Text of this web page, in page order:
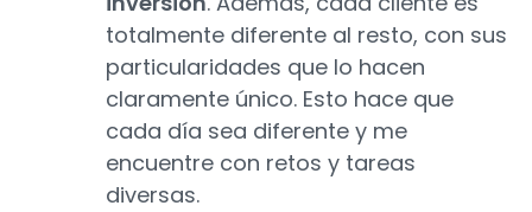
totalmente diferente al resto, con sus
particularidades que lo hacen
claramente único. Esto hace que
cada día sea diferente y me
encuentre con retos y tareas
diversas.